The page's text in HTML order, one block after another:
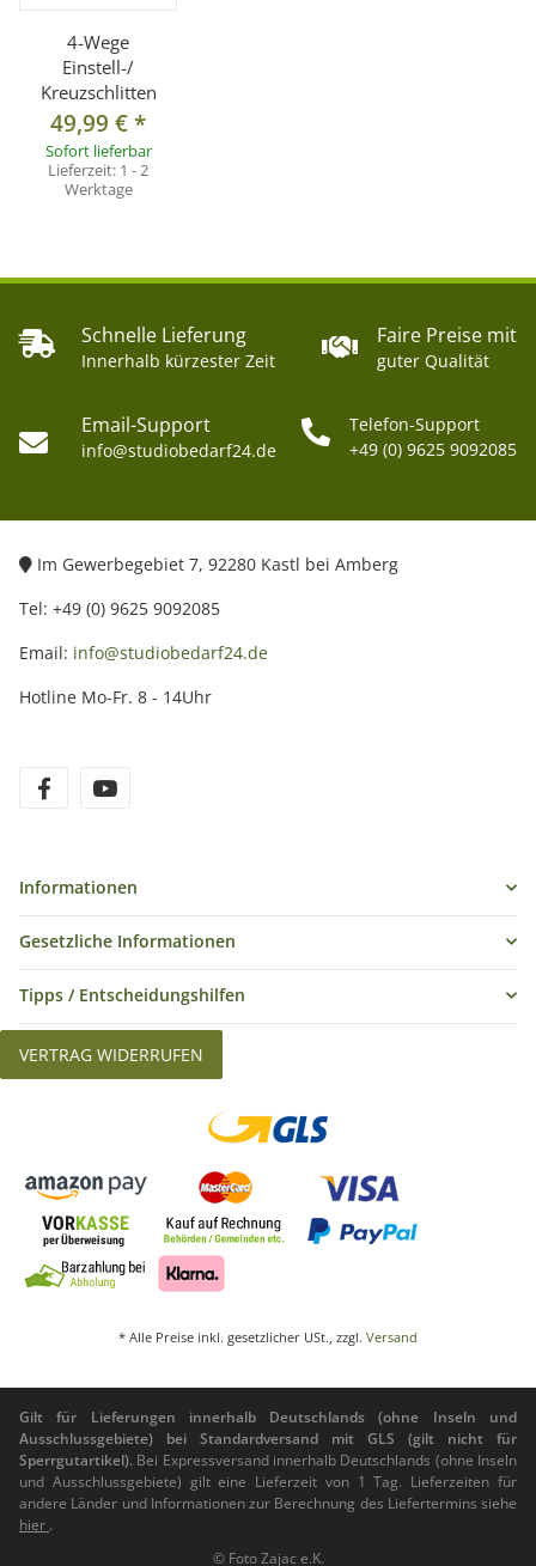
4-Wege
Einstell-/
Kreuzschlitten
49,99 €*
Sofort lieferbar
Lieferzeit: 1 - 2
Werktage
Schnelle Lieferung
Innerhalb kürzester Zeit
Faire Preise mit
guter Qualität
Email-Support
info@studiobedarf24.de
Telefon-Support
+49 (0) 9625 9092085
Im Gewerbegebiet 7, 92280 Kastl bei Amberg
Tel: +49 (0) 9625 9092085
Email: info@studiobedarf24.de
Hotline Mo-Fr. 8 - 14Uhr
Informationen
Gesetzliche Informationen
Tipps / Entscheidungshilfen
VERTRAG WIDERRUFEN
* Alle Preise inkl. gesetzlicher USt., zzgl. Versand
Gilt für Lieferungen innerhalb Deutschlands (ohne Inseln und
Ausschlussgebiete) bei Standardversand mit GLS (gilt nicht für
Sperrgutartikel). Bei Expressversand innerhalb Deutschlands (ohne Inseln
und Ausschlussgebiete) gilt eine Lieferzeit von 1 Tag. Lieferzeiten für
andere Länder und Informationen zur Berechnung des Liefertermins siehe
hier .
© Foto Zajac e.K.